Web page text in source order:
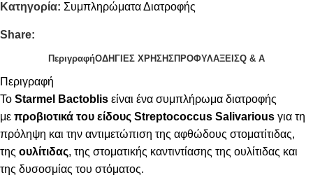
Κατηγορία: Συμπληρώματα Διατροφής
Share:
ΠεριγραφήΟΔΗΓΙΕΣ ΧΡΗΣΗΣΠΡΟΦΥΛΑΞΕΙΣQ & A
Περιγραφή
Το Starmel Bactoblis είναι ένα συμπλήρωμα διατροφής
με προβιοτικά του είδους Streptococcus Salivarious για τη
πρόληψη και την αντιμετώπιση της αφθώδους στοματίτιδας,
της ουλίτιδας, της στοματικής καντιντίασης της ουλίτιδας και
της δυσοσμίας του στόματος.